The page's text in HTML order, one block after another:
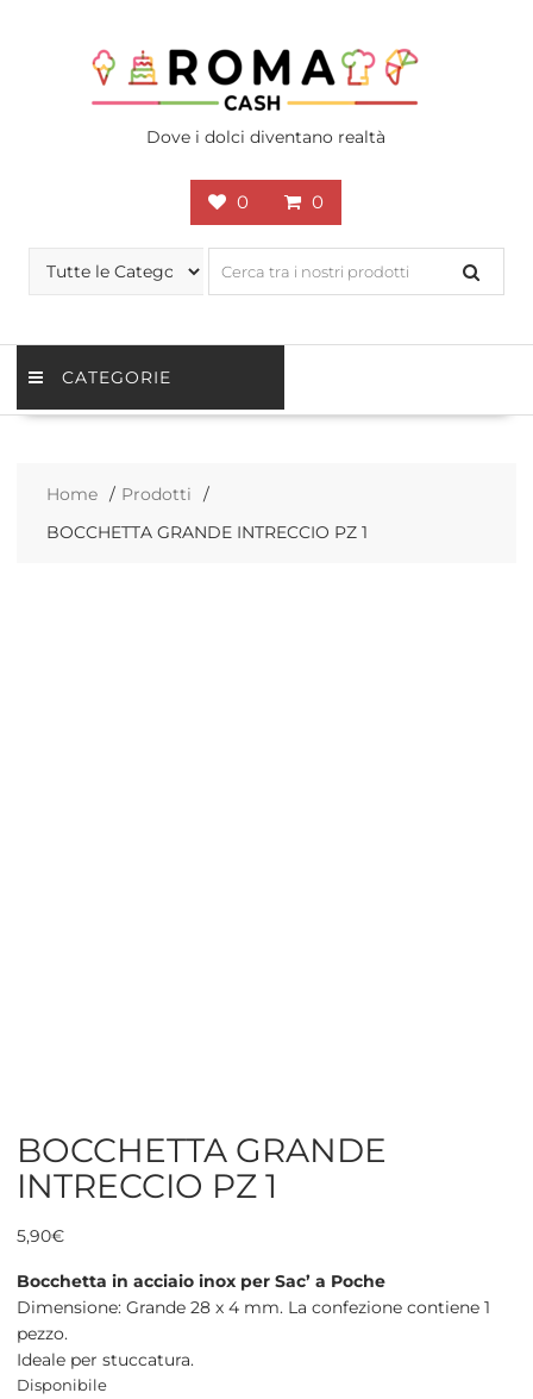
Dove i dolci diventano realtà
0 0
CATEGORIE
Home
Prodotti
BOCCHETTA GRANDE INTRECCIO PZ 1
BOCCHETTA GRANDE
INTRECCIO PZ 1
5,90€
Bocchetta in acciaio inox per Sac’ a Poche
Dimensione: Grande 28 x 4 mm. La confezione contiene 1
pezzo.
Ideale per stuccatura.
Disponibile